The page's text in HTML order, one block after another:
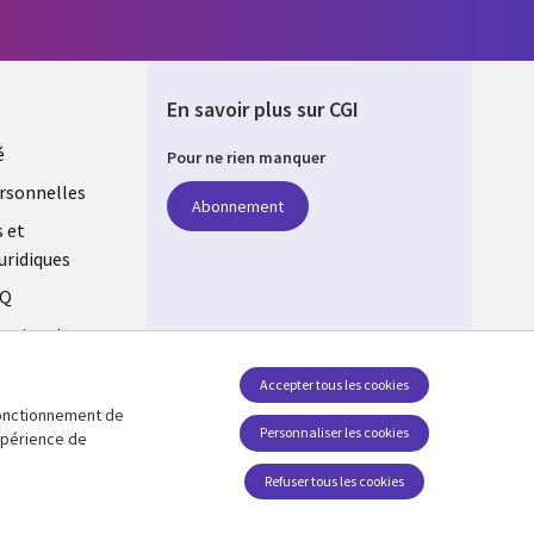
et
des
En savoir plus sur CGI
Pour ne rien manquer
Abonnement
Suivez-nous
Social Media Global FR
de
de
Personnaliser les cookies
Accepter tous les cookies
Refuser tous les cookies